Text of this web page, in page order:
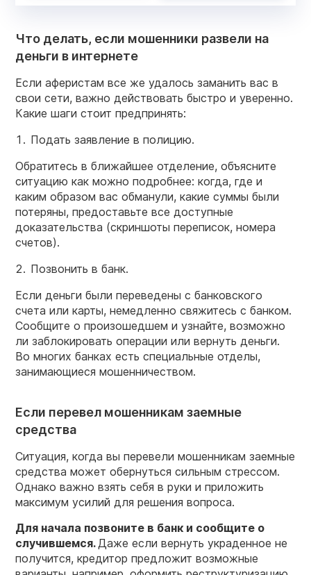
Что делать, если мошенники развели на
деньги в интернете
Если аферистам все же удалось заманить вас в
свои сети, важно действовать быстро и уверенно.
Какие шаги стоит предпринять:
Подать заявление в полицию.
Обратитесь в ближайшее отделение, объясните
ситуацию как можно подробнее: когда, где и
каким образом вас обманули, какие суммы были
потеряны, предоставьте все доступные
доказательства (скриншоты переписок, номера
счетов).
Позвонить в банк.
Если деньги были переведены с банковского
счета или карты, немедленно свяжитесь с банком.
Сообщите о произошедшем и узнайте, возможно
ли заблокировать операции или вернуть деньги.
Во многих банках есть специальные отделы,
занимающиеся мошенничеством.
Если перевел мошенникам заемные
средства
Ситуация, когда вы перевели мошенникам заемные
средства может обернуться сильным стрессом.
Однако важно взять себя в руки и приложить
максимум усилий для решения вопроса.
Для начала позвоните в банк и сообщите о
случившемся.Даже если вернуть украденное не
получится, кредитор предложит возможные